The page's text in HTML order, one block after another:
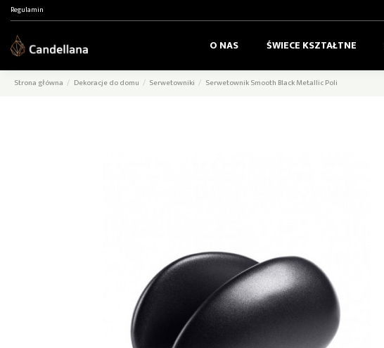
Regulamin
O NAS ŚWIECE KSZTAŁTNE
Strona główna Dekoracje do domu Serwetowniki Serwetownik Smooth Black Metallic Poli